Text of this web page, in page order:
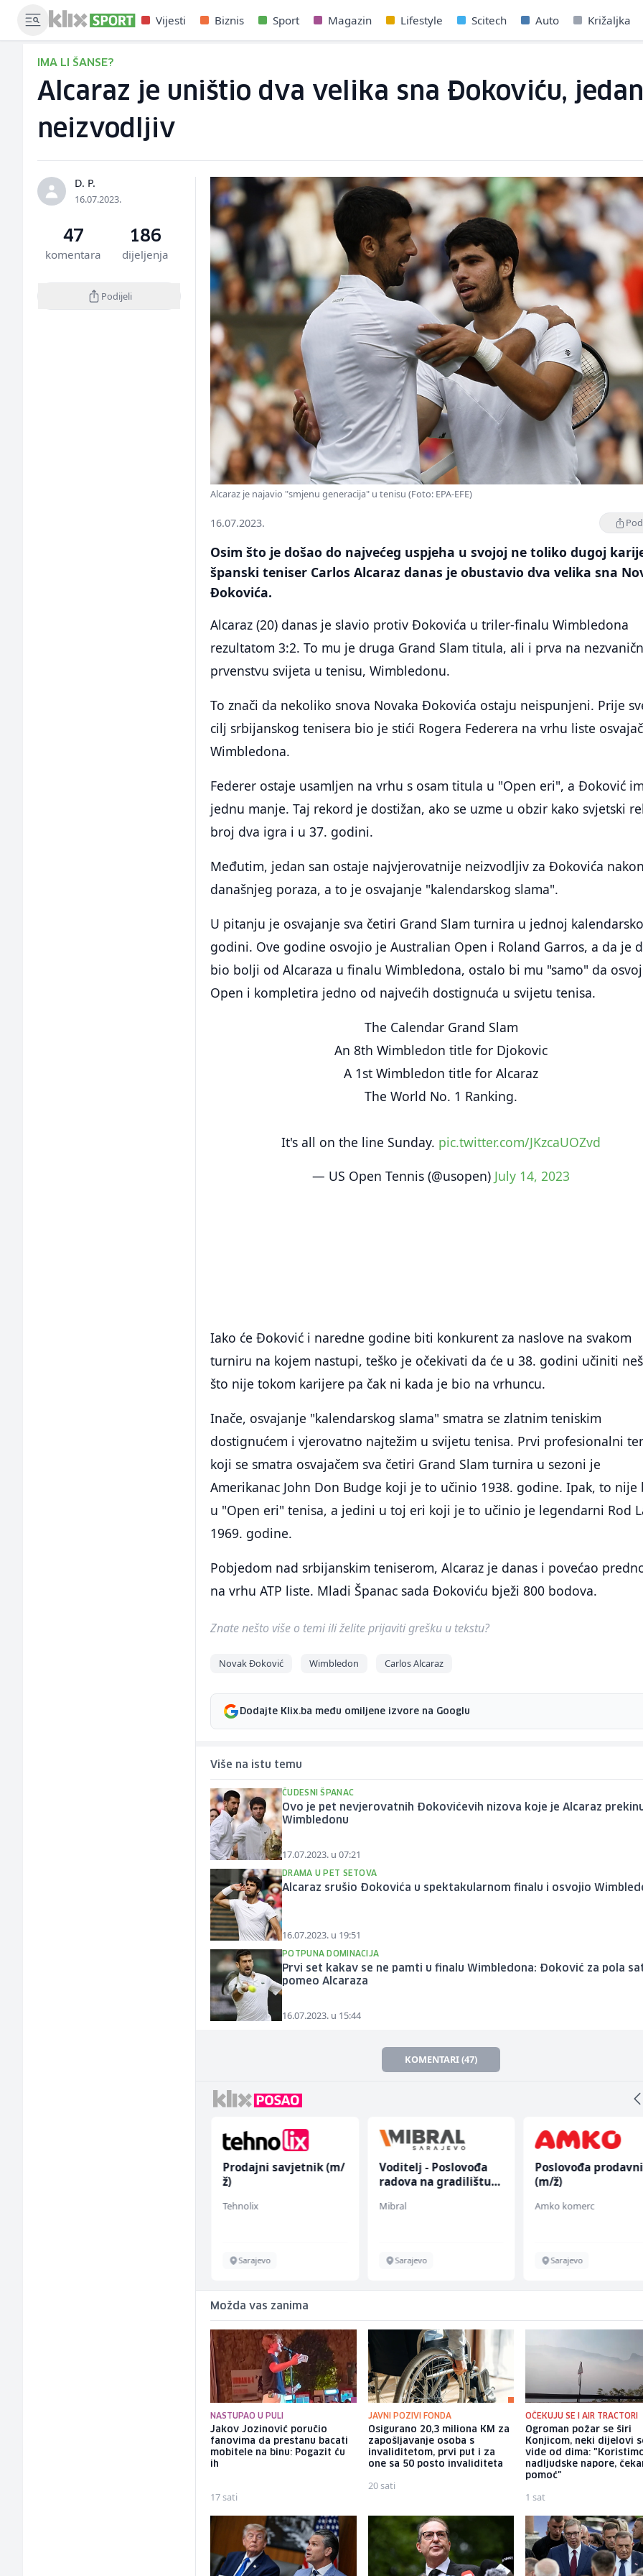
Vijesti Biznis Sport Magazin Lifestyle Scitech Auto Križaljka
IMA LI ŠANSE?
Alcaraz je uništio dva velika sna Đokoviću,
neizvodljiv
D. P.
16.07.2023.
47
komentara
186
dijeljenja
Podijeli
Alcaraz je najavio "smjenu generacija" u tenisu (Foto: EPA-EFE)
16.07.2023.
Osim što je došao do najvećeg uspjeha u svojoj ne toliko dugoj
španski teniser Carlos Alcaraz danas je obustavio dva velika sna
Đokovića.
Alcaraz (20) danas je slavio protiv Đokovića u triler-finalu Wimbledona
rezultatom 3:2. To mu je druga Grand Slam titula, ali i prva na
prvenstvu svijeta u tenisu, Wimbledonu.
To znači da nekoliko snova Novaka Đokovića ostaju neispunjeni. Prije
cilj srbijanskog tenisera bio je stići Rogera Federera na vrhu liste
Wimbledona.
Federer ostaje usamljen na vrhu s osam titula u "Open eri", a Đoković
jednu manje. Taj rekord je dostižan, ako se uzme u obzir kako svjetski
broj dva igra i u 37. godini.
Međutim, jedan san ostaje najvjerovatnije neizvodljiv za Đokovića
današnjeg poraza, a to je osvajanje "kalendarskog slama".
U pitanju je osvajanje sva četiri Grand Slam turnira u jednoj
godini. Ove godine osvojio je Australian Open i Roland Garros, a da je
bio bolji od Alcaraza u finalu Wimbledona, ostalo bi mu "samo" da
Open i kompletira jedno od najvećih dostignuća u svijetu tenisa.
The Calendar Grand Slam
An 8th Wimbledon title for Djokovic
A 1st Wimbledon title for Alcaraz
The World No. 1 Ranking.
It's all on the line Sunday. pic.twitter.com/JKzcaUOZvd
— US Open Tennis (@usopen) July 14, 2023
Iako će Đoković i naredne godine biti konkurent za naslove na svakom
turniru na kojem nastupi, teško je očekivati da će u 38. godini učiniti
što nije tokom karijere pa čak ni kada je bio na vrhuncu.
Inače, osvajanje "kalendarskog slama" smatra se zlatnim teniskim
dostignućem i vjerovatno najtežim u svijetu tenisa. Prvi profesionalni
koji se smatra osvajačem sva četiri Grand Slam turnira u sezoni je
Amerikanac John Don Budge koji je to učinio 1938. godine. Ipak, to nije
u "Open eri" tenisa, a jedini u toj eri koji je to učinio je legendarni Rod
1969. godine.
Pobjedom nad srbijanskim teniserom, Alcaraz je danas i povećao
na vrhu ATP liste. Mladi Španac sada Đokoviću bježi 800 bodova.
Znate nešto više o temi ili želite prijaviti grešku u tekstu?
Novak Đoković Wimbledon Carlos Alcaraz
Dodajte Klix.ba među omiljene izvore na Googlu
Više na istu temu
ČUDESNI ŠPANAC
Ovo je pet nevjerovatnih Đokovićevih nizova koje je Alcaraz
Wimbledonu
17.07.2023. u 07:21
DRAMA U PET SETOVA
Alcaraz srušio Đokovića u spektakularnom finalu i osvojio
16.07.2023. u 19:51
POTPUNA DOMINACIJA
Prvi set kakav se ne pamti u finalu Wimbledona: Đoković za pola
pomeo Alcaraza
16.07.2023. u 15:44
KOMENTARI (47)
Prodajni savjetnik (m/
ž)
Tehnolix
Sarajevo
Voditelj - Poslovođa
radova na gradilištu
Mibral
Sarajevo
Poslovođa
(m/ž)
Amko komerc
Sarajevo
Možda vas zanima
NASTUPAO U PULI
Jakov Jozinović poručio
fanovima da prestanu bacati
mobitele na binu: Pogazit ću
ih
17 sati
JAVNI POZIVI FONDA
Osigurano 20,3 miliona KM za
zapošljavanje osoba s
invaliditetom, prvi put i za
one sa 50 posto invaliditeta
20 sati
OČEKUJU SE I AIR TRACTORI
Ogroman požar se širi
Konjicom, neki dijelovi
vide od dima:
nadljudske napore,
pomoć"
1 sat